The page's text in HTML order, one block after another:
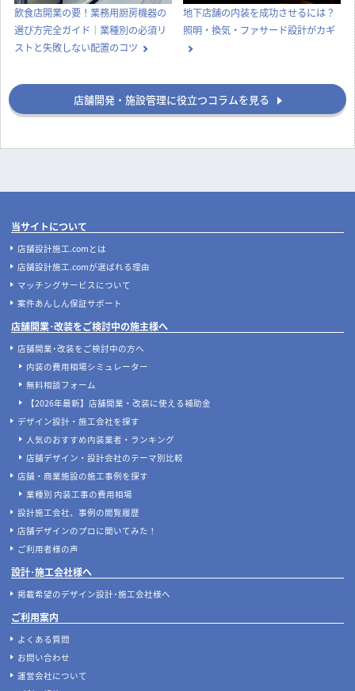
飲食店開業の要！業務用厨房機器の
選び方完全ガイド｜業種別の必須リ
ストと失敗しない配置のコツ
地下店舗の内装を成功させるには？
照明・換気・ファサード設計がカギ
店舗開発・施設管理に役立つコラムを見る
当サイトについて
店舗設計施工.comとは
店舗設計施工.comが選ばれる理由
マッチングサービスについて
案件あんしん保証サポート
店舗開業･改装をご検討中の施主様へ
店舗開業･改装をご検討中の方へ
内装の費用相場シミュレーター
無料相談フォーム
【2026年最新】店舗開業・改装に使える補助金
デザイン設計・施工会社を探す
人気のおすすめ内装業者・ランキング
店舗デザイン・設計会社のテーマ別比較
店舗・商業施設の施工事例を探す
業種別 内装工事の費用相場
設計施工会社、事例の閲覧履歴
店舗デザインのプロに聞いてみた！
ご利用者様の声
設計･施工会社様へ
掲載希望のデザイン設計･施工会社様へ
ご利用案内
よくある質問
お問い合わせ
運営会社について